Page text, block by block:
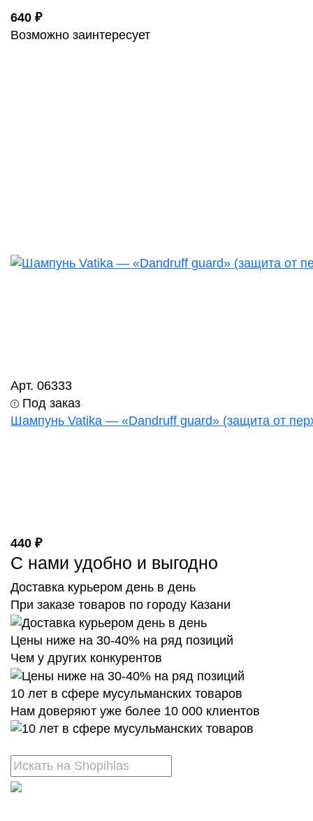
640 ₽
Возможно заинтересует
Арт. 06333
Под заказ
Шампунь Vatika — «Dandruff guard» (защита от
440 ₽
С нами удобно и выгодно
Доставка курьером день в день
При заказе товаров по городу Казани
Цены ниже на 30-40% на ряд позиций
Чем у других конкурентов
10 лет в сфере мусульманских товаров
Нам доверяют уже более 10 000 клиентов